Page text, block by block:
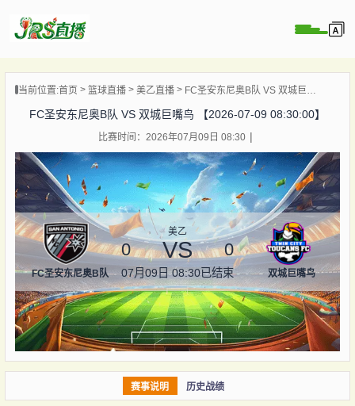
播
像
讯
直播
当前位置:首页 篮球直播 美乙直播 FC圣安东尼奥B队 VS 双城巨嘴鸟 【2026-07-09 08:30:00】
FC圣安东尼奥B队 VS 双城巨嘴鸟 【2026-07-09 08:30:00】
比赛时间：2026年07月09日 08:30
FC圣安东尼奥B队
美乙
0 VS 0
07月09日 08:30已结束 双城巨嘴鸟
赛事说明 历史战绩